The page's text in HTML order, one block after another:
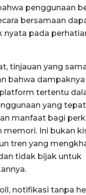
penggunaan
bersamaan
nyata pada
tinjauan yang
bahwa
tertentu
yang
manfaat bagi
memori. Ini bukan
tren yang
tidak bijak untuk
notifikasi tanpa